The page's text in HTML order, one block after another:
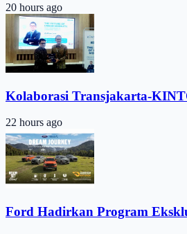
20 hours ago
Kolaborasi Transjakarta-
22 hours ago
Ford Hadirkan Program